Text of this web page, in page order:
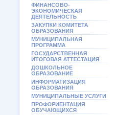
ФИНАНСОВО-
ЭКОНОМИЧЕСКАЯ
ДЕЯТЕЛЬНОСТЬ
ЗАКУПКИ КОМИТЕТА
ОБРАЗОВАНИЯ
МУНИЦИПАЛЬНАЯ
ПРОГРАММА
ГОСУДАРСТВЕННАЯ
ИТОГОВАЯ АТТЕСТАЦИЯ
ДОШКОЛЬНОЕ
ОБРАЗОВАНИЕ
ИНФОРМАТИЗАЦИЯ
ОБРАЗОВАНИЯ
МУНИЦИПАЛЬНЫЕ УСЛУГИ
ПРОФОРИЕНТАЦИЯ
ОБУЧАЮЩИХСЯ